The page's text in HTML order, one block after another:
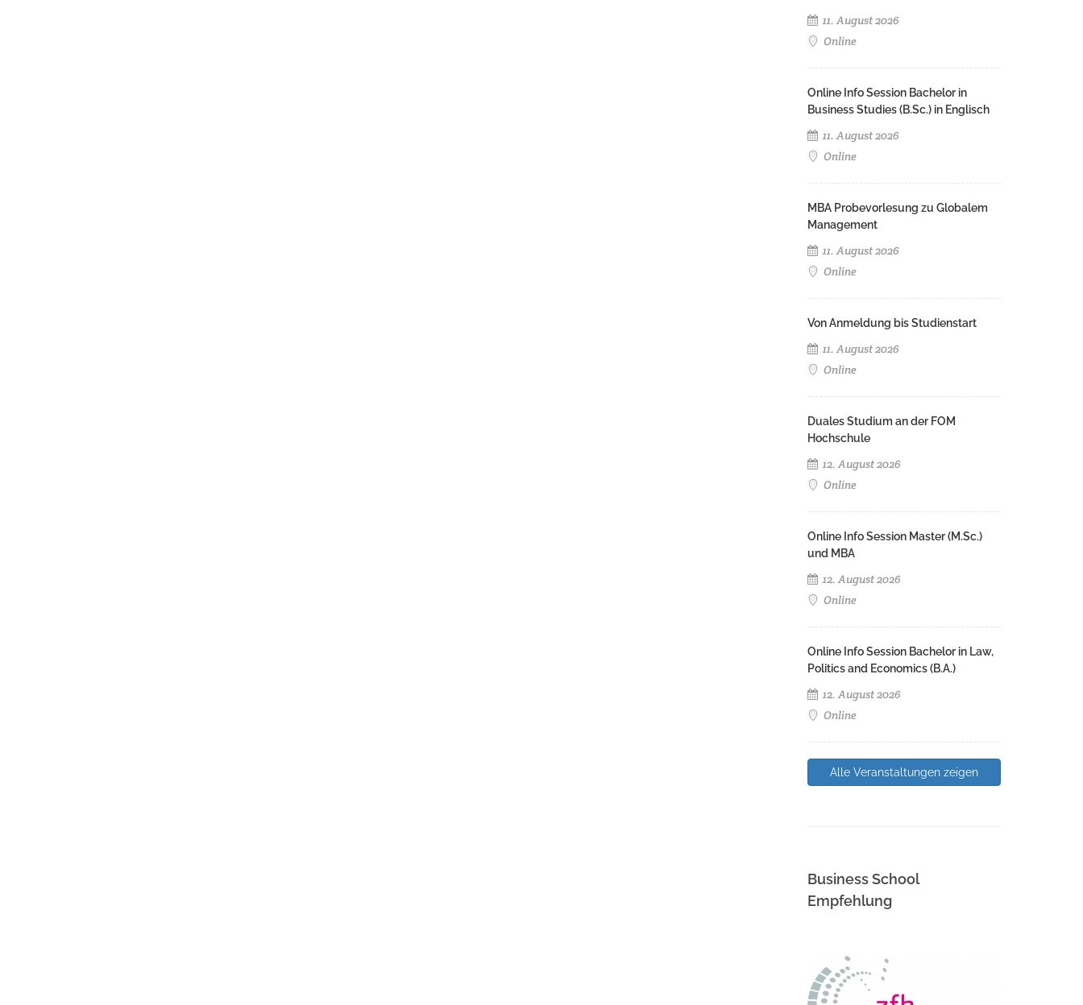
11. August 2026
Online
Online Info Session Bachelor in
Business Studies (B.Sc.) in Englisch
11. August 2026
Online
MBA Probevorlesung zu Globalem
Management
11. August 2026
Online
Von Anmeldung bis Studienstart
11. August 2026
Online
Duales Studium an der FOM
Hochschule
12. August 2026
Online
Online Info Session Master (M.Sc.)
und MBA
12. August 2026
Online
Online Info Session Bachelor in Law,
Politics and Economics (B.A.)
12. August 2026
Online
Alle Veranstaltungen zeigen
Business School
Empfehlung